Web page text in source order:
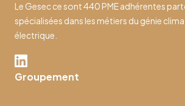
Le Gesec ce sont 440 PME adhérentes
spécialisées dans les métiers du génie
électrique.
Groupement